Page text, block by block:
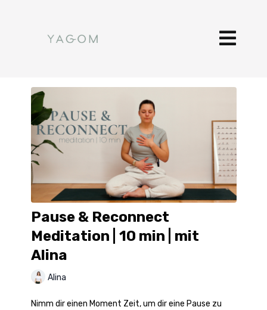
Pause & Reconnect
Meditation | 10 min | mit
Alina
Alina
Nimm dir einen Moment Zeit, um dir eine Pause zu